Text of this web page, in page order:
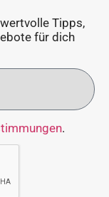
Tipps,
für dich
.